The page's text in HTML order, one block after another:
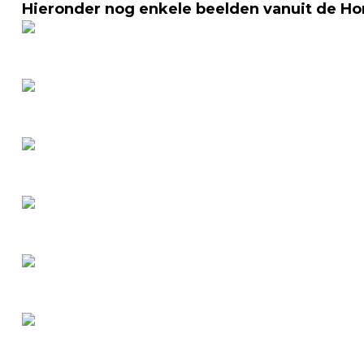
Hieronder nog enkele beelden vanuit de